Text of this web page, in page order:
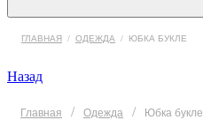
ГЛАВНАЯ / ОДЕЖДА / ЮБКА БУКЛЕ
Назад
Главная / Одежда / Юбка букле